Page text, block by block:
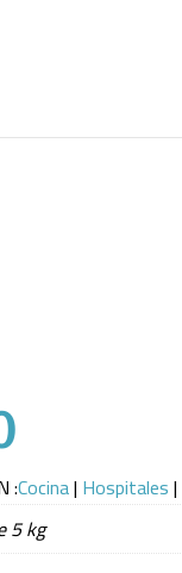
:Cocina| Hospitales|
5 kg